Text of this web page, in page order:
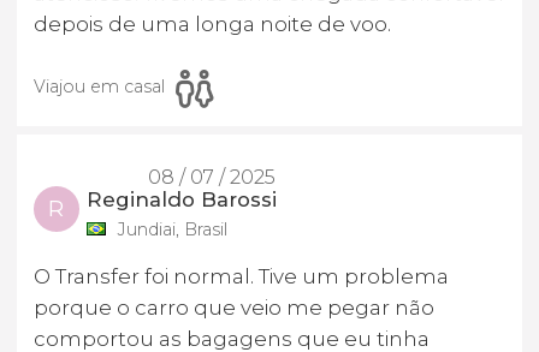
depois de uma longa noite de voo.
Viajou em casal
08 / 07 / 2025
R Reginaldo Barossi
Jundiai, Brasil
O Transfer foi normal. Tive um problema
porque o carro que veio me pegar não
comportou as bagagens que eu tinha